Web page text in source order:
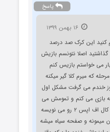
پاسخ
کنید این کرک صد درصد
اصلا نتونسم بازیش
می خواستم بازیس کنم
که میرم کلا گیر میکنه
خندم می گرفت مشکل اول
بازی می کنم و تمومش می
کنم کلا در لودینگ میمونه و و کال اف اپس ۲ رو می نویسه
میمونه و صفحه سیاه میشه